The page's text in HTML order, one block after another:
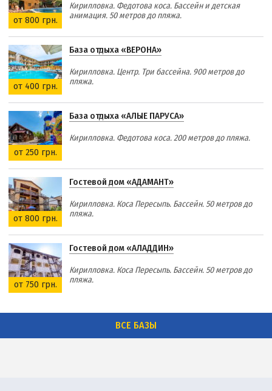
от 800 грн.
Кирилловка. Федотова коса. Бассейн и детская
анимация. 50 метров до пляжа.
от 400 грн.
База отдыха «ВЕРОНА»
Кирилловка. Центр. Три бассейна. 900 метров до
пляжа.
от 250 грн.
База отдыха «АЛЫЕ ПАРУСА»
Кирилловка. Федотова коса. 200 метров до пляжа.
от 800 грн.
Гостевой дом «АДАМАНТ»
Кирилловка. Коса Пересыпь. Бассейн. 50 метров до
пляжа.
от 750 грн.
Гостевой дом «АЛАДДИН»
Кирилловка. Коса Пересыпь. Бассейн. 50 метров до
пляжа.
ВСЕ БАЗЫ